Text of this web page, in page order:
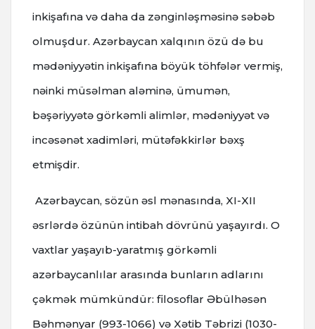
inkişafına və daha da zənginləşməsinə səbəb
olmuşdur. Azərbaycan xalqının özü də bu
mədəniyyətin inkişafına böyük töhfələr vermiş,
nəinki müsəlman aləminə, ümumən,
bəşəriyyətə görkəmli alimlər, mədəniyyət və
incəsənət xadimləri, mütəfəkkirlər bəxş
etmişdir.
Azərbaycan, sözün əsl mənasında, XI-XII
əsrlərdə özünün intibah dövrünü yaşayırdı. O
vaxtlar yaşayıb-yaratmış görkəmli
azərbaycanlılar arasında bunların adlarını
çəkmək mümkündür: filosoflar Əbülhəsən
Bəhmənyar (993-1066) və Xətib Təbrizi (1030-